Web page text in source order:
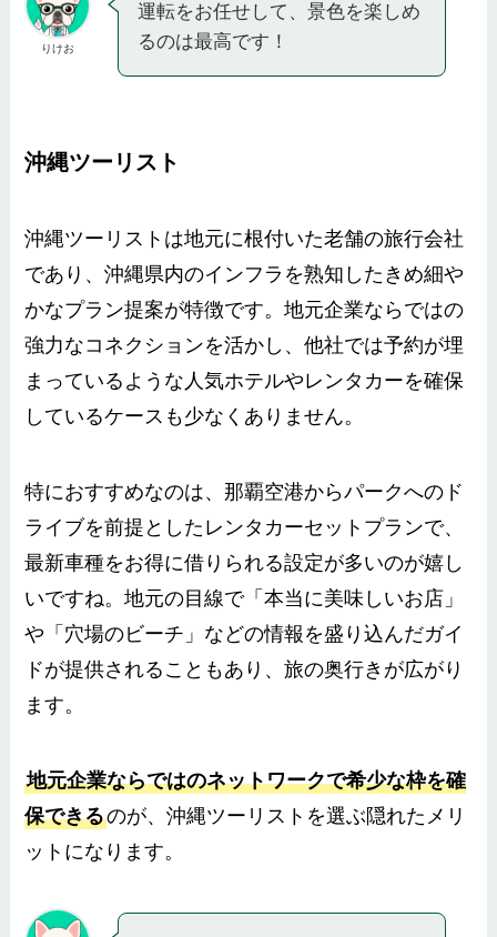
りけお
運転をお任せして、景色を楽しめ
るのは最高です！
沖縄ツーリスト
沖縄ツーリストは地元に根付いた老舗の旅行会社
であり、沖縄県内のインフラを熟知したきめ細や
かなプラン提案が特徴です。地元企業ならではの
強力なコネクションを活かし、他社では予約が埋
まっているような人気ホテルやレンタカーを確保
しているケースも少なくありません。
特におすすめなのは、那覇空港からパークへのド
ライブを前提としたレンタカーセットプランで、
最新車種をお得に借りられる設定が多いのが嬉し
いですね。地元の目線で「本当に美味しいお店」
や「穴場のビーチ」などの情報を盛り込んだガイ
ドが提供されることもあり、旅の奥行きが広がり
ます。
地元企業ならではのネットワークで希少な枠を確
保できるのが、沖縄ツーリストを選ぶ隠れたメリ
ットになります。